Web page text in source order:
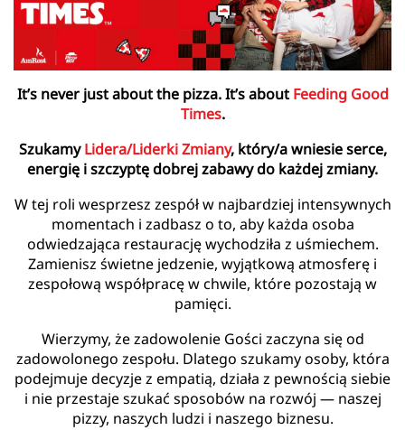
It’s never just about the pizza. It’s about Feeding Good
Times.
SzukamyLidera/Liderki Zmiany, który/a wniesie serce,
energię i szczyptę dobrej zabawy do każdej zmiany.
W tej roli wesprzesz zespół w najbardziej intensywnych
momentach i zadbasz o to, aby każda osoba
odwiedzająca restaurację wychodziła z uśmiechem.
Zamienisz świetne jedzenie, wyjątkową atmosferę i
zespołową współpracę w chwile, które pozostają w
pamięci.
Wierzymy, że zadowolenie Gości zaczyna się od
zadowolonego zespołu. Dlatego szukamy osoby, która
podejmuje decyzje z empatią, działa z pewnością siebie
i nie przestaje szukać sposobów na rozwój — naszej
pizzy, naszych ludzi i naszego biznesu.